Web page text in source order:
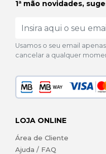
1ª mão novidades,
Usamos o seu email
cancelar a qualquer
LOJA ONLINE
Área de Cliente
Ajuda / FAQ